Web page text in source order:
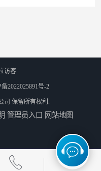
访客
2022025891号-2
司 保留所有权利.
管理员入口 网站地图